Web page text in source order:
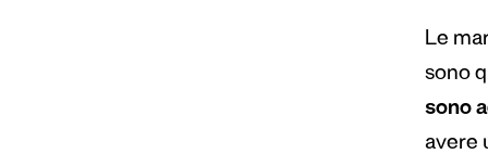
Le
sono
sono
avere